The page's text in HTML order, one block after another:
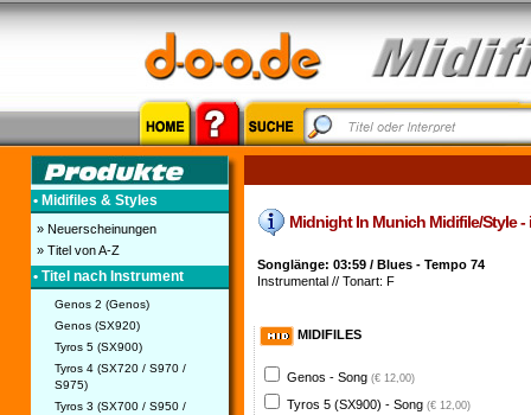
• Midifiles & Styles
» Neuerscheinungen
» Titel von A-Z
• Titel nach Instrument
Genos 2 (Genos)
Genos (SX920)
Tyros 5 (SX900)
Tyros 4 (SX720 / S970 /
S975)
Tyros 3 (SX700 / S950 /
Midnight In Munich Midifile/Style -
Songlänge: 03:59 / Blues - Tempo 74
Instrumental // Tonart: F
MIDIFILES
Genos - Song (€ 12,00)
Tyros 5 (SX900) - Song (€ 12,00)